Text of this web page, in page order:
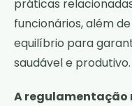
práticas
funcionários, além
equilíbrio para
saudável e produtivo.
A regulamentação